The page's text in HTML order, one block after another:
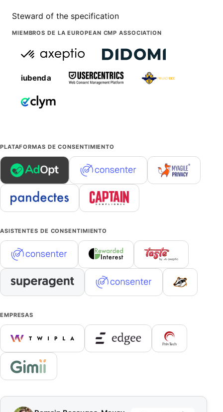
Steward of the specification
MIEMBROS DE LA EUROPEAN CMP ASSOCIATION
iubenda
PLATAFORMAS DE CONSENTIMIENTO
ASISTENTES DE CONSENTIMIENTO
EMPRESAS